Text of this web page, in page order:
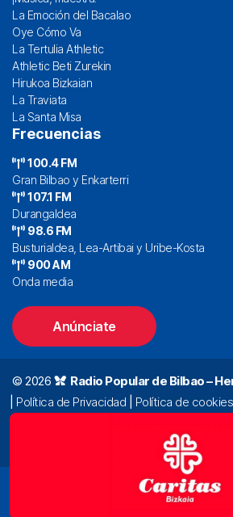
La Emoción del Bacalao
Oye Cómo Va
La Tertulia Athletic
Athletic Beti Zurekin
Hirukoa Bizkaian
La Traviata
La Santa Misa
Frecuencias
100.4 FM
Gran Bilbao y Enkarterri
107.1 FM
Durangaldea
98.6 FM
Busturialdea, Lea-Artibai y Uribe-Kosta
900 AM
Onda media
Anúnciate
© 2026 Radio Popular de Bilbao –
Política de Privacidad Política de cookies